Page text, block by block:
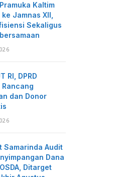
Kaltim
Jamnas XII,
Sekaligus
RI, DPRD
dan Donor
Samarinda Audit
Dana
Ditarget